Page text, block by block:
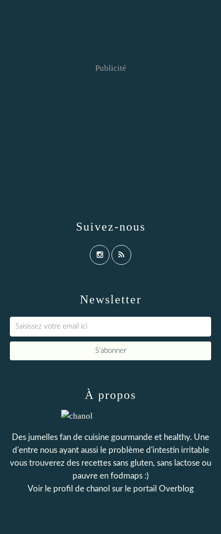
Newsletter
Publicité
Suivez-nous
À propos
Des jumelles fan de cuisine gourmande et healthy. Une
d'entre nous ayant aussi le problème d'intestin irritable
vous trouverez des recettes sans gluten, sans lactose ou
pauvre en fodmaps :)
Voir le profil de chanol sur le portail Overblog